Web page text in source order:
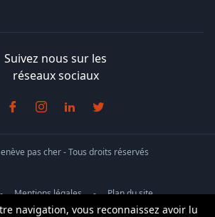
Suivez nous sur les
réseaux sociaux
pas cher - Tous droits réservés
Mentions légales
Plan du site
navigation, vous reconnaissez avoir lu